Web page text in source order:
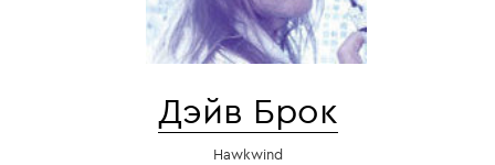
Дэйв Брок
Hawkwind